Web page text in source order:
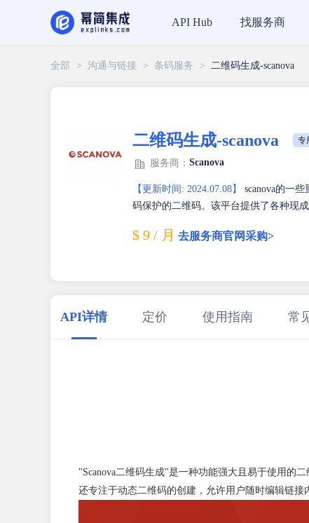
API Hub 找服务商
全部 > 沟通与链接 > 条码服务 > 二维码生成-scanova
二维码生成-scanova 专
服务商： Scanova
【更新时间: 2024.07.08】
scanova的一
码保护的二维码。该平台提供了各种现
$ 9 / 月 去服务商官网采购>
API详情 定价 使用指南 常
"Scanova二维码生成"是一种功能强大且易于使用的
还专注于动态二维码的创建，允许用户随时编辑链接